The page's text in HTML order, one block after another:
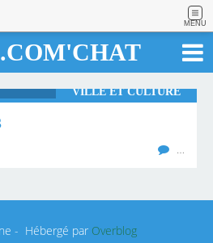
MENU
VILLE ET CULTURE
…
- Hébergé par Overblog